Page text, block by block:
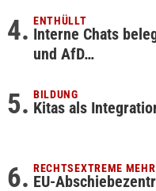
ENTHÜLLT
Interne Chats
und AfD…
BILDUNG
Kitas als
RECHTSEXTREME
EU-